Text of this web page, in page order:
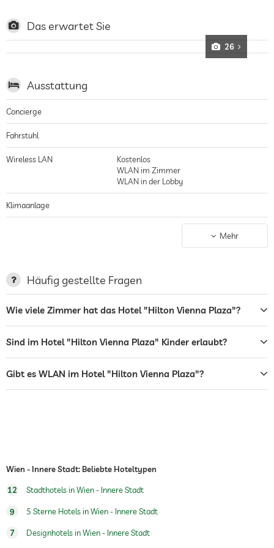
Das erwartet Sie
26
Ausstattung
Concierge
Fahrstuhl
Wireless LAN
Kostenlos
WLAN im Zimmer
WLAN in der Lobby
Klimaanlage
Terrasse
Restaurant
Rezeption 24h Empfang
Zimmerservice
Fitnessraum
Kinderbetreuung
Sauna
Massageangebot
Mehr
Häufig gestellte Fragen
Wie viele Zimmer hat das Hotel "Hilton Vienna Plaza"?
Sind im Hotel "Hilton Vienna Plaza" Kinder erlaubt?
Gibt es WLAN im Hotel "Hilton Vienna Plaza"?
Wien - Innere Stadt: Beliebte Hoteltypen
12 Stadthotels in Wien - Innere Stadt
9 5 Sterne Hotels in Wien - Innere Stadt
7 Designhotels in Wien - Innere Stadt